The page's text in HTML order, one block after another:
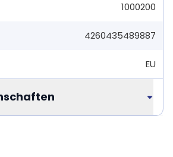
1000200
4260435489887
EU